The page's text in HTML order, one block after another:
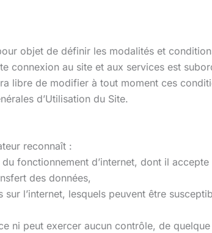
objet de définir les modalités et
connexion au site et aux services est
libre de modifier à tout moment ces
d’Utilisation du Site.
reconnaît :
fonctionnement d’internet, dont il
des données,
l’internet, lesquels peuvent être
ni peut exercer aucun contrôle, de